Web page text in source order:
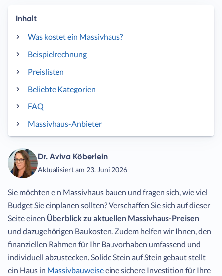
Inhalt
Was kostet ein Massivhaus?
Beispielrechnung
Preislisten
Beliebte Kategorien
FAQ
Massivhaus-Anbieter
Dr. Aviva Köberlein
Aktualisiert am 23. Juni 2026
Sie möchten ein Massivhaus bauen und fragen sich, wie viel
Budget Sie einplanen sollten? Verschaffen Sie sich auf dieser
Seite einen Überblick zu aktuellen Massivhaus-Preisen
und dazugehörigen Baukosten. Zudem helfen wir Ihnen, den
finanziellen Rahmen für Ihr Bauvorhaben umfassend und
individuell abzustecken. Solide Stein auf Stein gebaut stellt
ein Haus in Massivbauweiseeine sichere Investition für Ihre